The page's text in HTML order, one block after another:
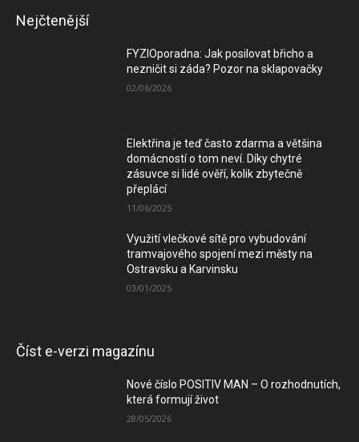
Nejčtenější
FYZIOporadna: Jak posilovat břicho a
nezničit si záda? Pozor na sklapovačky
02/06/2026
Elektřina je teď často zdarma a většina
domácností o tom neví. Díky chytré
zásuvce si lidé ověří, kolik zbytečně
přeplácí
11/06/2025
Využití vlečkové sítě pro vybudování
tramvajového spojení mezi městy na
Ostravsku a Karvinsku
03/01/2025
Číst e-verzi magazínu
Nové číslo POSITIV MAN – O rozhodnutích,
která formují život
28/05/2026